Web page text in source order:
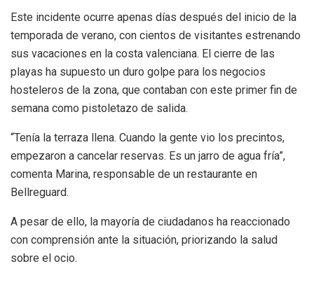
Este incidente ocurre apenas días después del inicio de la
temporada de verano, con cientos de visitantes estrenando
sus vacaciones en la costa valenciana. El cierre de las
playas ha supuesto un duro golpe para los negocios
hosteleros de la zona, que contaban con este primer fin de
semana como pistoletazo de salida.
“Tenía la terraza llena. Cuando la gente vio los precintos,
empezaron a cancelar reservas. Es un jarro de agua fría”,
comenta Marina, responsable de un restaurante en
Bellreguard.
A pesar de ello, la mayoría de ciudadanos ha reaccionado
con comprensión ante la situación, priorizando la salud
sobre el ocio.